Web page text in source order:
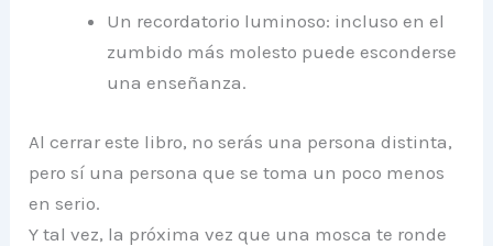
Un recordatorio luminoso: incluso en el
zumbido más molesto puede esconderse
una enseñanza.
Al cerrar este libro, no serás una persona distinta,
pero sí una persona que se toma un poco menos
en serio.
Y tal vez, la próxima vez que una mosca te ronde